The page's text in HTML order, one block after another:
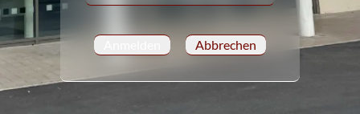
Abbrechen